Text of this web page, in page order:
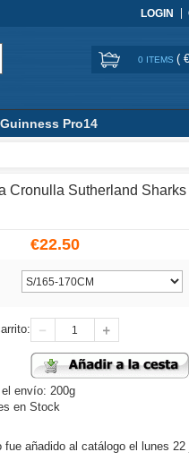
LOGIN
0 ITEMS (
Guinness Pro14
Cronulla Sutherland
€22.50
envío: 200g
en Stock
fue añadido al catálogo el lunes 22